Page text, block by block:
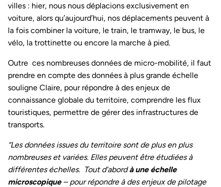
villes : hier, nous nous déplacions exclusivement en
voiture, alors qu’aujourd’hui, nos déplacements peuvent à
la fois combiner la voiture, le train, le tramway, le bus, le
vélo, la trottinette ou encore la marche à pied.
Outre ces nombreuses données de micro-mobilité, il faut
prendre en compte des données à plus grande échelle
souligne Claire, pour répondre à des enjeux de
connaissance globale du territoire, comprendre les flux
touristiques, permettre de gérer des infrastructures de
transports.
“Les données issues du territoire sont de plus en plus
nombreuses et variées. Elles peuvent être étudiées à
différentes échelles. Tout d’abordà une échelle
microscopique– pour répondre à des enjeux de pilotage